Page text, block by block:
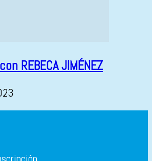
REBECA JIMÉNEZ